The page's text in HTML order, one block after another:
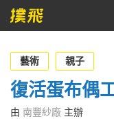
節目
主辦單位
關於撲飛
藝術 親子
復活蛋布偶
由 南豐紗廠 主辦